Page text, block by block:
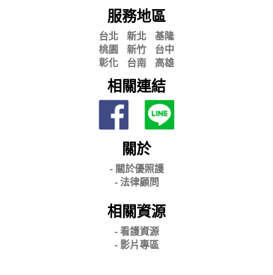
服務地區
台北 新北
基隆
桃園
新竹
台中
彰化
台南 高雄
相關連結
關於
- 關於優照護
- 法律顧問
相關資源
- 看護資源
- 影片專區